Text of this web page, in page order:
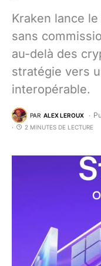
Kraken lance le
sans
au-delà des
stratégie vers
interopérable.
PAR ALEX LEROUX
2 MINUTES DE LECTURE